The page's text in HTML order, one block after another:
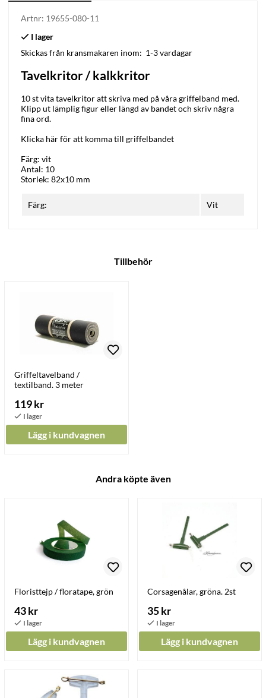
Artnr: 19655-080-11
Skickas från kransmakaren inom: 1-3 vardagar
Tavelkritor / kalkkritor
10 st vita tavelkritor att skriva med på våra griffelband med.
Klipp ut lämplig figur eller längd av bandet och skriv några
fina ord.
Klicka här för att komma till griffelbandet
Färg: vit
Antal: 10
Storlek: 82x10 mm
Färg: Vit
Tillbehör
Griffeltavelband /
textilband. 3 meter
119 kr
Lägg i kundvagnen
Andra köpte även
Floristtejp / floratape, grön
43 kr
Lägg i kundvagnen
Corsagenålar, gröna. 2st
35 kr
Lägg i kundvagnen